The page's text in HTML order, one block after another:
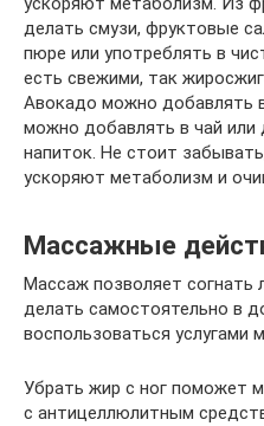
делать смузи, фруктовые
пюре или употреблять в
есть свежими, так
Авокадо можно добавлять
можно добавлять в чай
напиток. Не стоит
ускоряют метаболизм и
Массажные
Массаж позволяет согнать
делать самостоятельно в
воспользоваться услугами
Убрать жир с ног поможет
с антицеллюлитным